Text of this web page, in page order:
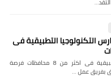
التكنولوجيا التطبيقية فى
وظائف خالية بمدارس التكنولوجيا التطبيقية فى اكثر من 8 محافظات فرصة
بفريق عمل …